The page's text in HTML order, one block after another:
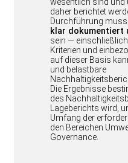
wesentlich sind und
daher berichtet
Durchführung muss
klar dokumentiert
sein —
Kriterien und
auf dieser Basis
und belastbare
Die Ergebnisse
des
Lageberichts wird,
Umfang der
den Bereichen
Governance.